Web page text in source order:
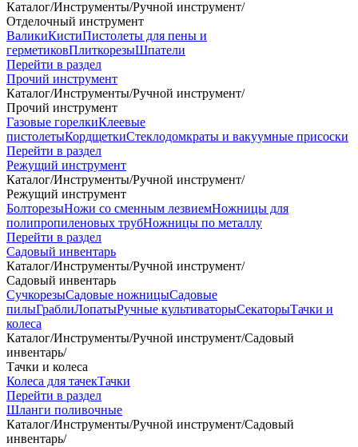
Каталог/Инструменты/Ручной инструмент/
Отделочный инструмент
ВаликиКистиПистолеты для пены и
герметиковПлиткорезыШпатели
Перейти в раздел
Прочий инструмент
Каталог/Инструменты/Ручной инструмент/
Прочий инструмент
Газовые горелкиКлеевые
пистолетыКордщеткиСтеклодомкраты и вакуумные присоски
Перейти в раздел
Режущий инструмент
Каталог/Инструменты/Ручной инструмент/
Режущий инструмент
БолторезыНожи со сменным лезвиемНожницы для
полипропиленовых трубНожницы по металлу
Перейти в раздел
Садовый инвентарь
Каталог/Инструменты/Ручной инструмент/
Садовый инвентарь
СучкорезыСадовые ножницыСадовые
пилыГраблиЛопатыРучные культиваторыСекаторыТачки и
колеса
Каталог/Инструменты/Ручной инструмент/Садовый
инвентарь/
Тачки и колеса
Колеса для тачекТачки
Перейти в раздел
Шланги поливочные
Каталог/Инструменты/Ручной инструмент/Садовый
инвентарь/